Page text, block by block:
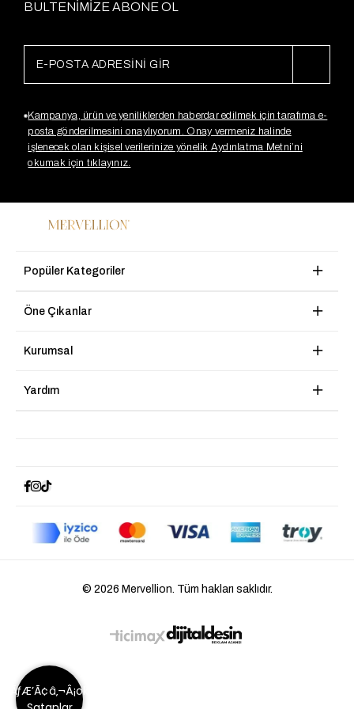
BÜLTENİMİZE ABONE OL
Kampanya, ürün ve yeniliklerden haberdar edilmek için tarafıma e-
posta gönderilmesini onaylıyorum. Onay vermeniz halinde
işlenecek olan kişisel verilerinize yönelik Aydınlatma Metni’ni
okumak için tıklayınız.
Popüler Kategoriler
Öne Çıkanlar
Kurumsal
Yardım
© 2026 Mervellion. Tüm hakları saklıdır.
ÃƒÆ’Ã¢â‚¬Â¡ok